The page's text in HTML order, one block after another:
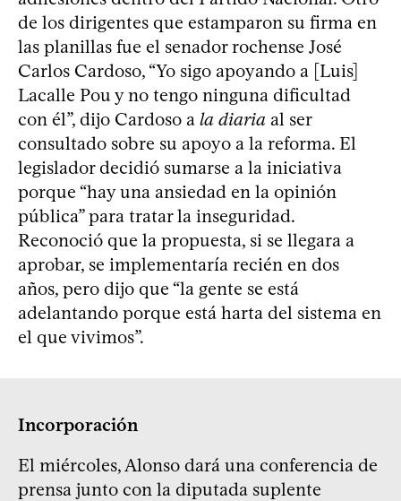
de los dirigentes que estamparon su firma en
las planillas fue el senador rochense José
Carlos Cardoso, “Yo sigo apoyando a [Luis]
Lacalle Pou y no tengo ninguna dificultad
con él”, dijo Cardoso a la diaria al ser
consultado sobre su apoyo a la reforma. El
legislador decidió sumarse a la iniciativa
porque “hay una ansiedad en la opinión
pública” para tratar la inseguridad.
Reconoció que la propuesta, si se llegara a
aprobar, se implementaría recién en dos
años, pero dijo que “la gente se está
adelantando porque está harta del sistema en
el que vivimos”.
Incorporación
El miércoles, Alonso dará una conferencia de
prensa junto con la diputada suplente